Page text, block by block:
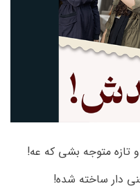
تازه متوجه بشی که عه!
دار ساخته شده!